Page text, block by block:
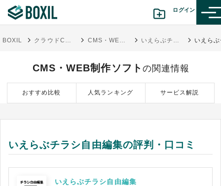
ログイン
診断から探す(β版)
BOXIL クラウドCMS・Web制作ツール比較！選び方・おすすめサービス CMS・WEB制作ソフト いえらぶチラシ自由編集
CMS・WEB制作ソフト の関連情報
おすすめ比較 人気ランキング サービス解説
いえらぶチラシ自由編集の評判・口コミ
いえらぶチラシ自由編集